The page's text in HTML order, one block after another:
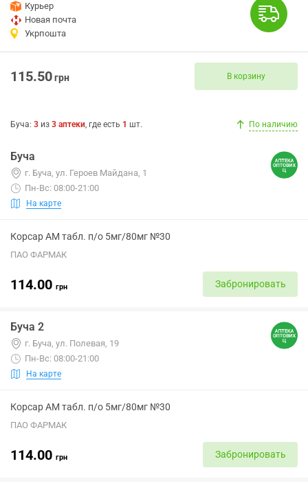
Курьер
Новая почта
Укрпошта
115.50грн В корзину
Буча: 3 из 3 аптеки, где есть 1 шт. По наличию
Буча
г. Буча, ул. Героев Майдана, 1
Пн-Вс: 08:00-21:00
На карте
Корсар АМ табл. п/о 5мг/80мг №30
ПАО ФАРМАК
114.00 грн Забронировать
Буча 2
г. Буча, ул. Полевая, 19
Пн-Вс: 08:00-21:00
На карте
Корсар АМ табл. п/о 5мг/80мг №30
ПАО ФАРМАК
114.00 грн Забронировать